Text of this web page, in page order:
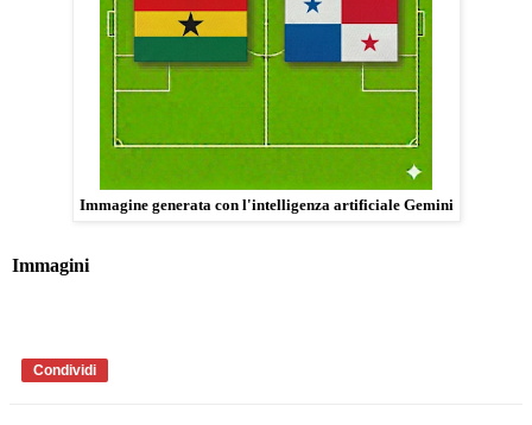
Immagine generata con l'intelligenza artificiale Gemini
Immagini
Condividi